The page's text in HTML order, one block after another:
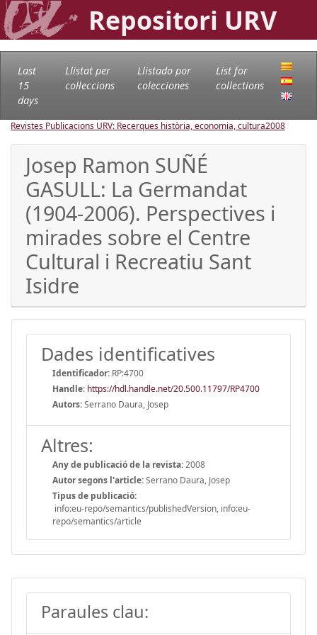
Repositori URV
Last
15
days
Llistat per
col·leccions
Llistado por
colecciones
List for
collections
Revistes Publicacions URV: Recerques història, economia, cultura2008
Josep Ramon SUÑÉ
GASULL: La Germandat
(1904-2006). Perspectives i
mirades sobre el Centre
Cultural i Recreatiu Sant
Isidre
Dades identificatives
Identificador: RP:4700
Handle: https://hdl.handle.net/20.500.11797/RP4700
Autors:Serrano Daura, Josep
Altres:
Any de publicació de la revista:2008
Autor segons l'article:Serrano Daura, Josep
Tipus de publicació:
info:eu-repo/semantics/publishedVersion, info:eu-
repo/semantics/article
Paraules clau: